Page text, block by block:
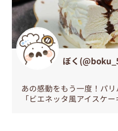
ぼく
あの感動をもう一度！パ
「ビエネッタ風アイスケー